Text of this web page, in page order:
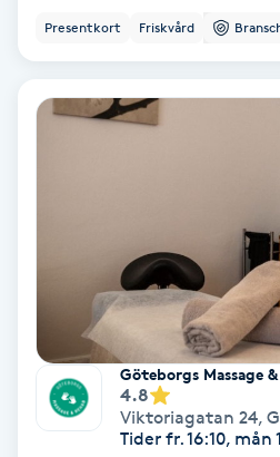
Cryoterapi
Damklippning
Enzympeeling
Extensions
Presentkort Friskvård
Göteborgs Massage
4.8
Viktoriagatan 24,
Tider fr. 16:10, mån